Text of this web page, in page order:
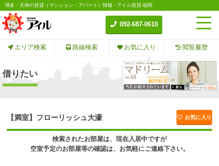
博多・天神の賃貸（マンション・アパート）情報 - アイル賃貸-福岡
092-687-0610
エリア検索 路線検索 お気に入り 閲覧履歴
借りたい
【満室】フローリッシュ大濠 お気に入り
検索されたお部屋は、現在入居中ですが
空室予定のお部屋等の確認は、お気軽にご連絡下さい。